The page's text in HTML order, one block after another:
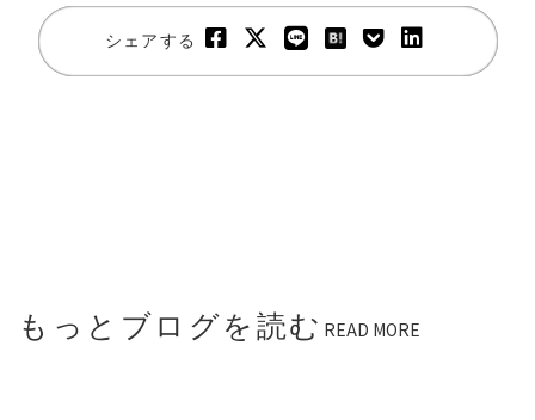
シェアする
もっとブログを読む READ MORE